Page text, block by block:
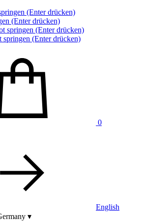
(Enter drücken)
(Enter drücken)
springen (Enter drücken)
springen (Enter drücken)
0
English
▾